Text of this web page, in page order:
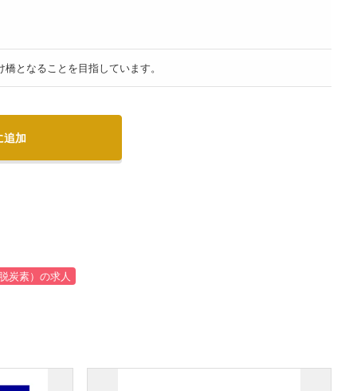
となることを目指しています。
追加
炭素）の求人